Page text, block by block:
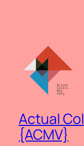
Actual
{ACMV}